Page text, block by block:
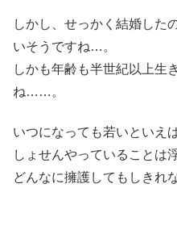
しかし、せっかく結婚した
いそうですね…。
しかも年齢も半世紀以上生
ね……。
いつになっても若いといえ
しょせんやっていることは
どんなに擁護してもしきれ